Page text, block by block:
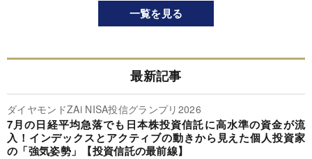
一覧を見る
最新記事
ダイヤモンドZAi NISA投信グランプリ2026
7月の日経平均急落でも日本株投資信託に高水準の資金が流
入！インデックスとアクティブの動きから見えた個人投資家
の「強気姿勢」【投資信託の最前線】